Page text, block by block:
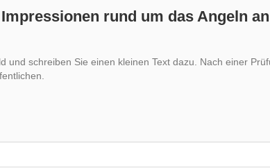
rund um das Angeln
und schreiben Sie einen kleinen Text dazu. Nach einer